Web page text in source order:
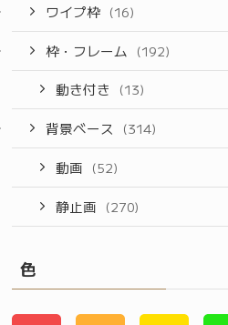
ワイプ枠 (16)
枠・フレーム (192)
動き付き (13)
背景ベース (314)
動画 (52)
静止画 (270)
色